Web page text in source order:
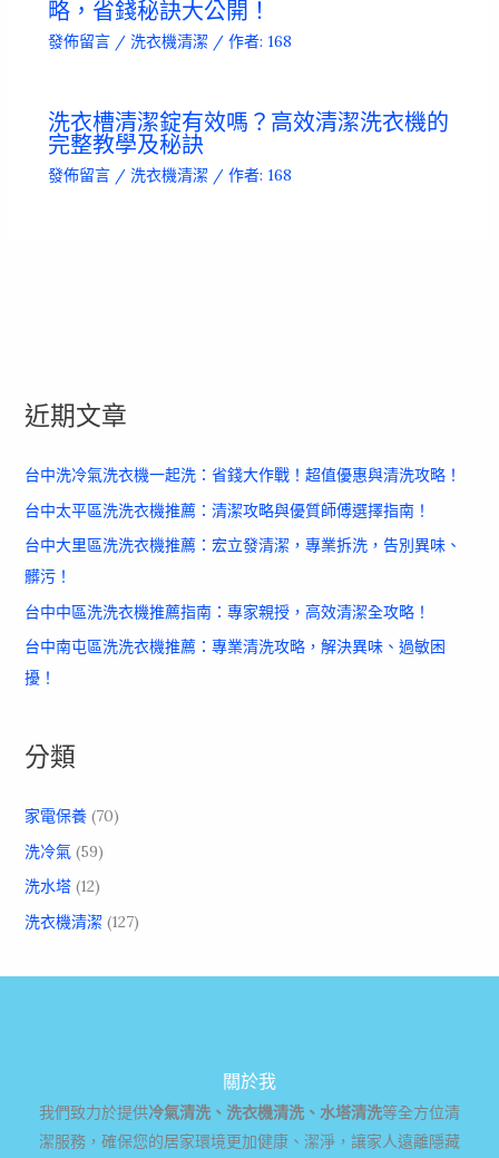
略，省錢秘訣大公開！
發佈留言 / 洗衣機清潔 / 作者: 168
洗衣槽清潔錠有效嗎？高效清潔洗衣機的
完整教學及秘訣
發佈留言 / 洗衣機清潔 / 作者: 168
近期文章
台中洗冷氣洗衣機一起洗：省錢大作戰！超值優惠與清洗攻略！
台中太平區洗洗衣機推薦：清潔攻略與優質師傅選擇指南！
台中大里區洗洗衣機推薦：宏立發清潔，專業拆洗，告別異味、
髒污！
台中中區洗洗衣機推薦指南：專家親授，高效清潔全攻略！
台中南屯區洗洗衣機推薦：專業清洗攻略，解決異味、過敏困
擾！
分類
家電保養(70)
洗冷氣(59)
洗水塔(12)
洗衣機清潔 (127)
關於我
我們致力於提供冷氣清洗、洗衣機清洗、水塔清洗等全方位清
潔服務，確保您的居家環境更加健康、潔淨，讓家人遠離隱藏